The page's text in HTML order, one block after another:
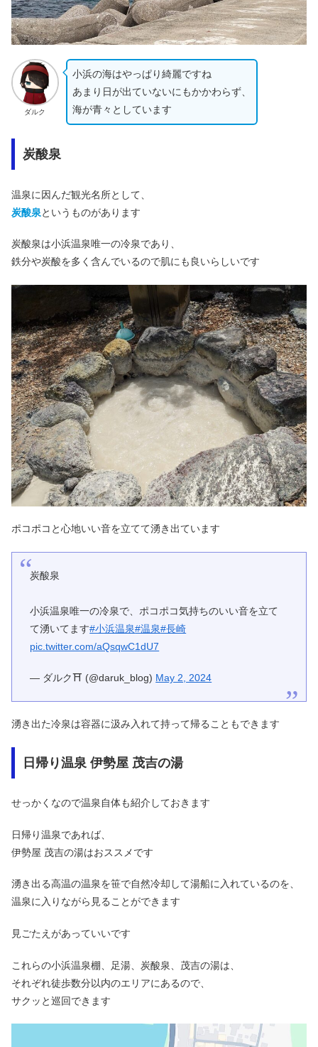
ダルク
小浜の海はやっぱり綺麗ですね
あまり日が出ていないにもかかわらず、
海が青々としています
炭酸泉
温泉に因んだ観光名所として、
炭酸泉というものがあります
炭酸泉は小浜温泉唯一の冷泉であり、
鉄分や炭酸を多く含んでいるので肌にも良いらしいです
ポコポコと心地いい音を立てて湧き出ています
炭酸泉
小浜温泉唯一の冷泉で、ポコポコ気持ちのいい音を立て
て湧いてます#小浜温泉#温泉#長崎
pic.twitter.com/aQsqwC1dU7
— ダルク⛩️ (@daruk_blog) May 2, 2024
湧き出た冷泉は容器に汲み入れて持って帰ることもできます
日帰り温泉 伊勢屋 茂吉の湯
せっかくなので温泉自体も紹介しておきます
日帰り温泉であれば、
伊勢屋 茂吉の湯はおススメです
湧き出る高温の温泉を笹で自然冷却して湯船に入れているのを、
温泉に入りながら見ることができます
見ごたえがあっていいです
これらの小浜温泉棚、足湯、炭酸泉、茂吉の湯は、
それぞれ徒歩数分以内のエリアにあるので、
サクッと巡回できます